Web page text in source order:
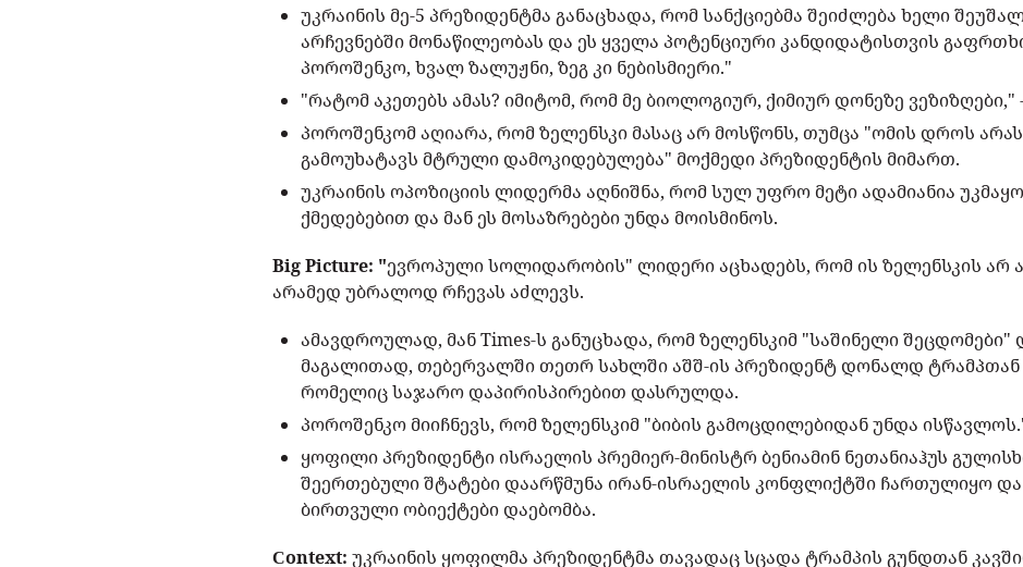
უკრაინის მე-5 პრეზიდენტმა განაცხადა, რომ სანქციებმა შეიძლება ხელი
არჩევნებში მონაწილეობას და ეს ყველა პოტენციური კანდიდატისთვის
პოროშენკო, ხვალ ზალუჟნი, ზეგ კი ნებისმიერი."
"რატომ აკეთებს ამას? იმიტომ, რომ მე ბიოლოგიურ, ქიმიურ დონეზე ვეზიზღები," -
პოროშენკომ აღიარა, რომ ზელენსკი მასაც არ მოსწონს, თუმცა "ომის დროს
გამოუხატავს მტრული დამოკიდებულება" მოქმედი პრეზიდენტის მიმართ.
უკრაინის ოპოზიციის ლიდერმა აღნიშნა, რომ სულ უფრო მეტი ადამიანია
ქმედებებით და მან ეს მოსაზრებები უნდა მოისმინოს.
Big Picture: "ევროპული სოლიდარობის" ლიდერი აცხადებს, რომ ის ზელენსკის არ
არამედ უბრალოდ რჩევას აძლევს.
ამავდროულად, მან Times-ს განუცხადა, რომ ზელენსკიმ "საშინელი შეცდომები"
მაგალითად, თებერვალში თეთრ სახლში აშშ-ის პრეზიდენტ დონალდ ტრამპთან
რომელიც საჯარო დაპირისპირებით დასრულდა.
პოროშენკო მიიჩნევს, რომ ზელენსკიმ "ბიბის გამოცდილებიდან უნდა
ყოფილი პრეზიდენტი ისრაელის პრემიერ-მინისტრ ბენიამინ ნეთანიაჰუს
შეერთებული შტატები დაარწმუნა ირან-ისრაელის კონფლიქტში ჩართულიყო და
ბირთვული ობიექტები დაებომბა.
Сontext:უკრაინის ყოფილმა პრეზიდენტმა თავადაც სცადა ტრამპის გუნდთან